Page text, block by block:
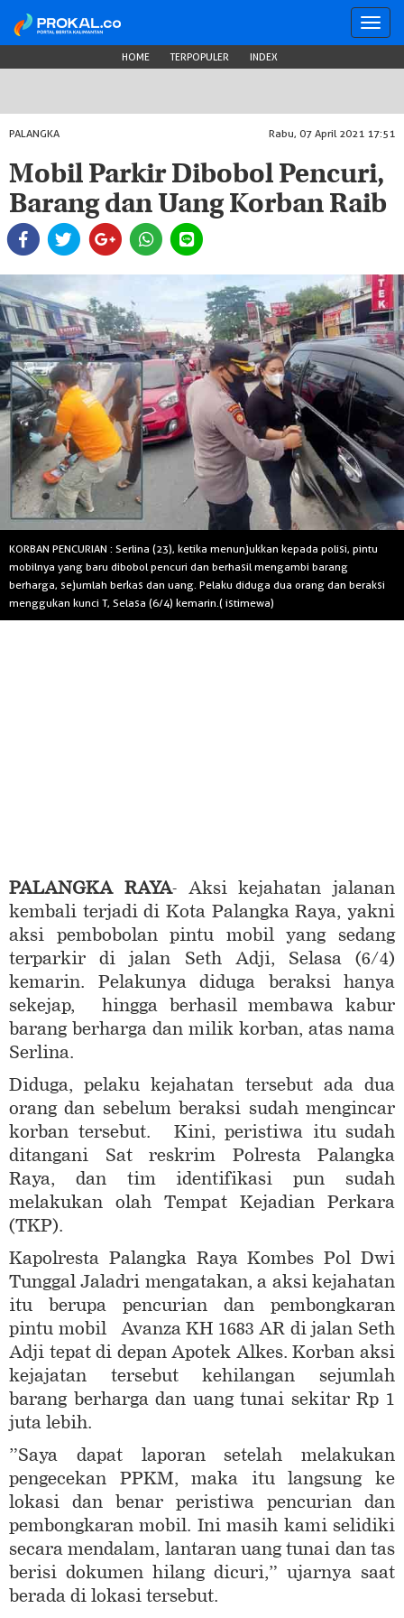
HOME TERPOPULER INDEX
PALANGKA Rabu, 07 April 2021 17:51
Mobil Parkir Dibobol Pencuri,
Barang dan Uang Korban Raib
KORBAN PENCURIAN : Serlina (23), ketika menunjukkan kepada polisi, pintu
mobilnya yang baru dibobol pencuri dan berhasil mengambi barang
berharga, sejumlah berkas dan uang. Pelaku diduga dua orang dan beraksi
menggukan kunci T, Selasa (6/4) kemarin.( istimewa)
PALANGKA RAYA- Aksi kejahatan jalanan
kembali terjadi di Kota Palangka Raya, yakni
aksi pembobolan pintu mobil yang sedang
terparkir di jalan Seth Adji, Selasa (6/4)
kemarin. Pelakunya diduga beraksi hanya
sekejap, hingga berhasil membawa kabur
barang berharga dan milik korban, atas nama
Serlina.
Diduga, pelaku kejahatan tersebut ada dua
orang dan sebelum beraksi sudah mengincar
korban tersebut. Kini, peristiwa itu sudah
ditangani Sat reskrim Polresta Palangka
Raya, dan tim identifikasi pun sudah
melakukan olah Tempat Kejadian Perkara
(TKP).
Kapolresta Palangka Raya Kombes Pol Dwi
Tunggal Jaladri mengatakan, a aksi kejahatan
itu berupa pencurian dan pembongkaran
pintu mobil Avanza KH 1683 AR di jalan Seth
Adji tepat di depan Apotek Alkes. Korban aksi
kejajatan tersebut kehilangan sejumlah
barang berharga dan uang tunai sekitar Rp 1
juta lebih.
”Saya dapat laporan setelah melakukan
pengecekan PPKM, maka itu langsung ke
lokasi dan benar peristiwa pencurian dan
pembongkaran mobil. Ini masih kami selidiki
secara mendalam, lantaran uang tunai dan tas
berisi dokumen hilang dicuri,” ujarnya saat
berada di lokasi tersebut.